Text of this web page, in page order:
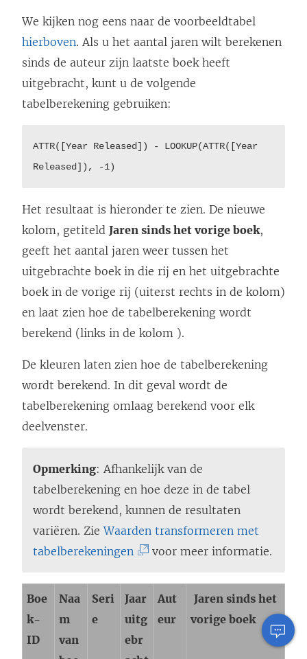
i
n
k
w
o
d
n
e
e
n
n
i
e
u
w
v
e
o
p
e
n
We kijken nog eens naar de voorbeeldtabel
hierboven. Als u het aantal jaren wilt berekenen
sinds de auteur zijn laatste boek heeft
uitgebracht, kunt u de volgende
tabelberekening gebruiken:
ATTR([Year Released]) - LOOKUP(ATTR([Year
Released]), -1)
Het resultaat is hieronder te zien. De nieuwe
kolom, getiteld Jaren sinds het vorige boek,
geeft het aantal jaren weer tussen het
uitgebrachte boek in die rij en het uitgebrachte
boek in de vorige rij (uiterst rechts in de kolom)
en laat zien hoe de tabelberekening wordt
berekend (links in de kolom ).
De kleuren laten zien hoe de tabelberekening
wordt berekend. In dit geval wordt de
tabelberekening omlaag berekend voor elk
deelvenster.
Opmerking: Afhankelijk van de
tabelberekening en hoe deze in de tabel
wordt berekend, kunnen de resultaten
variëren. ZieWaarden transformeren met
tabelberekeningen
n
k
w
voor meer informatie.
Boe
k-
ID
Naa
m
van
Seri
e
Jaar
uitg
ebr
Aut
eur
Jaren sinds het
vorige boek